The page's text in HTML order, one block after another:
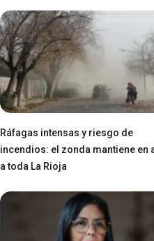
Ráfagas intensas y riesgo de
incendios: el zonda mantiene en
a toda La Rioja